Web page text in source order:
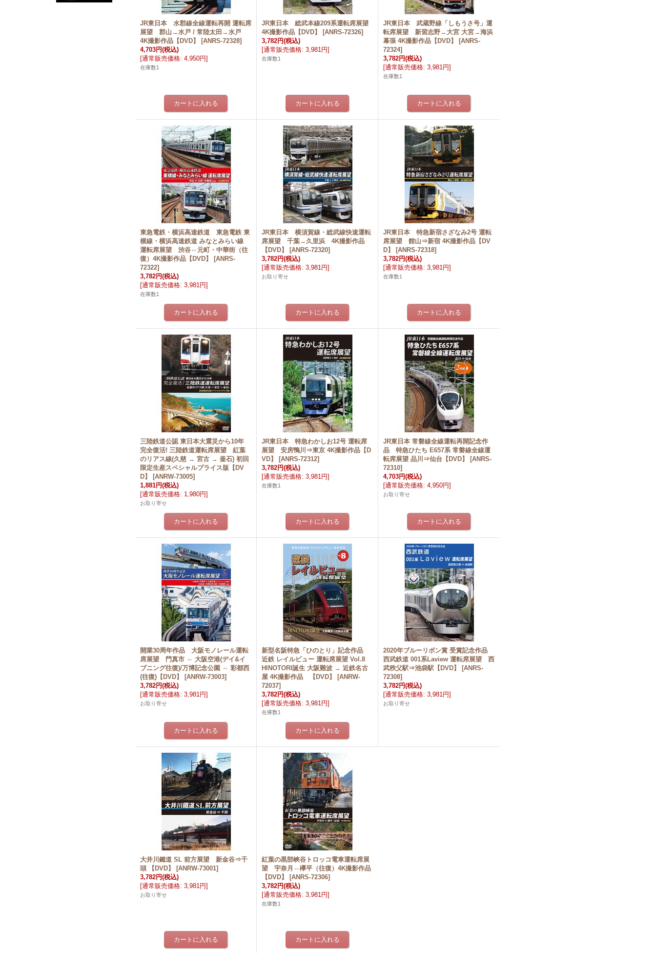
JR東日本 水郡線全線運転再開 運転席
展望 郡山→水戸 / 常陸太田→水戸
4K撮影作品【DVD】
[ANRS-72328]
4,703円(税込)
[通常販売価格: 4,950円]
在庫数1
JR東日本 総武本線209系運転席展望
4K撮影作品【DVD】
[ANRS-72326]
3,782円(税込)
[通常販売価格: 3,981円]
在庫数1
JR東日本 武蔵野線「しもうさ号」運
転席展望 新習志野→大宮 大宮→海浜
幕張 4K撮影作品【DVD】
[ANRS-
72324]
3,782円(税込)
[通常販売価格: 3,981円]
在庫数1
東急電鉄・横浜高速鉄道 東急電鉄 東
横線・横浜高速鉄道 みなとみらい線
運転席展望 渋谷⇔元町・中華街（往
復）4K撮影作品【DVD】
[ANRS-
72322]
3,782円(税込)
[通常販売価格: 3,981円]
在庫数1
JR東日本 横須賀線・総武線快速運転
席展望 千葉→久里浜 4K撮影作品
【DVD】
[ANRS-72320]
3,782円(税込)
[通常販売価格: 3,981円]
お取り寄せ
JR東日本 特急新宿さざなみ2号 運転
席展望 館山⇒新宿 4K撮影作品【DV
D】
[ANRS-72318]
3,782円(税込)
[通常販売価格: 3,981円]
在庫数1
三陸鉄道公認 東日本大震災から10年
完全復活! 三陸鉄道運転席展望 紅葉
のリアス線(久慈 → 宮古 → 釜石) 初回
限定生産スペシャルプライス版【DV
D】
[ANRW-73005]
1,881円(税込)
[通常販売価格: 1,980円]
お取り寄せ
JR東日本 特急わかしお12号 運転席
展望 安房鴨川⇒東京 4K撮影作品【D
VD】
[ANRS-72312]
3,782円(税込)
[通常販売価格: 3,981円]
在庫数1
JR東日本 常磐線全線運転再開記念作
品 特急ひたち E657系 常磐線全線運
転席展望 品川⇒仙台【DVD】
[ANRS-
72310]
4,703円(税込)
[通常販売価格: 4,950円]
お取り寄せ
開業30周年作品 大阪モノレール運転
席展望 門真市 ⇔ 大阪空港(デイ&イ
ブニング往復)/万博記念公園 ⇔ 彩都西
(往復)【DVD】
[ANRW-73003]
3,782円(税込)
[通常販売価格: 3,981円]
お取り寄せ
新型名阪特急「ひのとり」記念作品
近鉄 レイルビュー 運転席展望 Vol.8
HINOTORI誕生 大阪難波 → 近鉄名古
屋 4K撮影作品 【DVD】
[ANRW-
72037]
3,782円(税込)
[通常販売価格: 3,981円]
在庫数1
2020年ブルーリボン賞 受賞記念作品
西武鉄道 001系Laview 運転席展望 西
武秩父駅⇒池袋駅【DVD】
[ANRS-
72308]
3,782円(税込)
[通常販売価格: 3,981円]
お取り寄せ
大井川鐵道 SL 前方展望 新金谷⇒千
頭 【DVD】
[ANRW-73001]
3,782円(税込)
[通常販売価格: 3,981円]
お取り寄せ
紅葉の黒部峡谷トロッコ電車運転席展
望 宇奈月⇔欅平（往復）4K撮影作品
【DVD】
[ANRS-72306]
3,782円(税込)
[通常販売価格: 3,981円]
在庫数1